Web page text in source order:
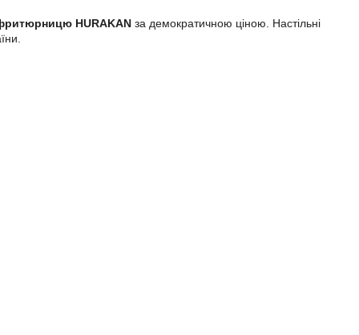
HURAKAN за демократичною ціною. Настільні